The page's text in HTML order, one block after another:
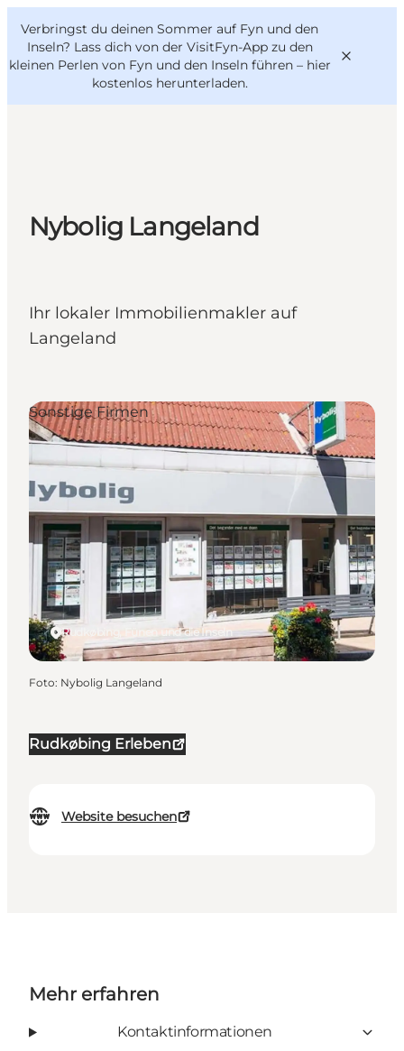
Verbringst du deinen Sommer auf Fyn und den
Inseln? Lass dich von der VisitFyn-App zu den
kleinen Perlen von Fyn und den Inseln führen – hier
kostenlos herunterladen.
Outdoor & bike
Essen & trinken
VisitFyn
Deutsch
Nybolig Langeland
Ihr lokaler Immobilienmakler auf
Langeland
Rudkøbing Erleben
Website besuchen
Rudkøbing, Fünen und die Inseln
Sonstige Firmen
Foto: Nybolig Langeland
Mehr erfahren
Kontaktinformationen